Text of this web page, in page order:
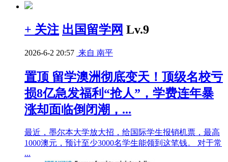
+ 关注 出国留学网 Lv.9
2026-6-2 20:57 来自 南平
置顶 留学澳洲彻底变天！顶级名校亏
损8亿急发福利“抢人”，学费连年暴
涨却面临倒闭潮，...
最近，墨尔本大学放大招，给国际学生报销机票，最高
1000澳元，预计至少3000名学生能领到这笔钱。 对于常
...